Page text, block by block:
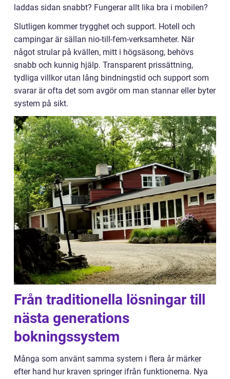
laddas sidan snabbt? Fungerar allt lika bra i mobilen?
Slutligen kommer trygghet och support. Hotell och
campingar är sällan nio-till-fem-verksamheter. När
något strular på kvällen, mitt i högsäsong, behövs
snabb och kunnig hjälp. Transparent prissättning,
tydliga villkor utan lång bindningstid och support som
svarar är ofta det som avgör om man stannar eller byter
system på sikt.
Från traditionella lösningar till
nästa generations
bokningssystem
Många som använt samma system i flera år märker
efter hand hur kraven springer ifrån funktionerna. Nya